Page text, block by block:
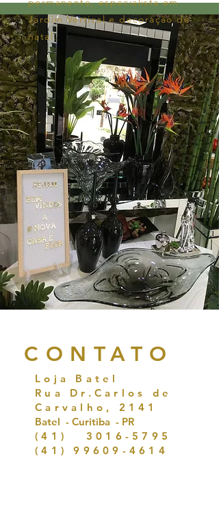
Jardim Vertical e decoração de
natal.
CONTATO
Loja Batel
Rua Dr.Carlos de
Carvalho, 2141
Batel - Curitiba - PR
(41) 3016-5795
(41) 99609-4614